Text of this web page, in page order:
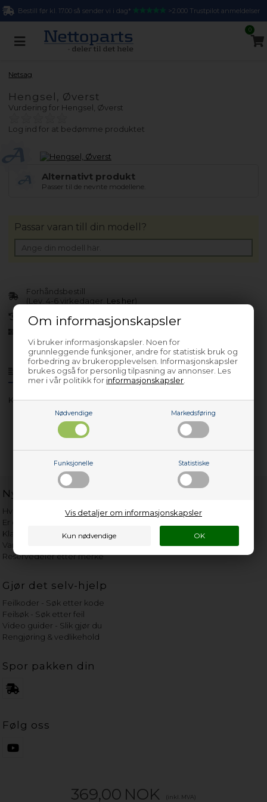
Om informasjonskapsler
Vi bruker informasjonskapsler. Noen for
grunnleggende funksjoner, andre for statistisk bruk og
forbedring av brukeropplevelsen. Informasjonskapsler
brukes også for personlig tilpasning av annonser. Les
mer i vår politikk for informasjonskapsler
Nødvendige Markedsføring
Funksjonelle Statistiske
Vis detaljer om informasjonskapsler
Bestill før kl. 17.00 så sender vi i dag* >2.000 Trustpilot anmeldelser
0
Netsag
Hengsel, Øverst
Vurdering for Hengsel, Øverst
Log ind for at bedømme produktet
Alternativt produkt
Passer til de nevnte modellene.
Produktinfo Spørsmål om varen?
KS3406-50 F X
369,00 NOK (inkl. MVA)
Forhåndsbestill
(Lev. 4-6 virkedager. Les her)
30 dagers returrett
Passar varan till din modell?
Nyttige lenker
Hvor gammelt er apparatet mitt?
Er det verdt å reparere?
Klage på bassengrobot
Vannets hardhetsgrad
Reservedeler etter merke
Gjør det selv-hjelp
Feilkoder - Søk etter kode
Feilsøk - Søk etter feil
Video guider - Slik gjør du
Rengjøring & vedlikehold
Spor pakken din
Følg oss